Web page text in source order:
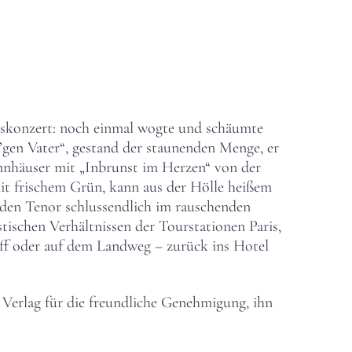
noch einmal wogte und schäumte
Vater“, gestand der staunenden Menge, er
mit „Inbrunst im Herzen“ von der
frischem Grün, kann aus der Hölle heißem
Tenor schlussendlich im rauschenden
Verhältnissen der Tourstationen Paris,
oder auf dem Landweg – zurück ins Hotel
für die freundliche Genehmigung, ihn